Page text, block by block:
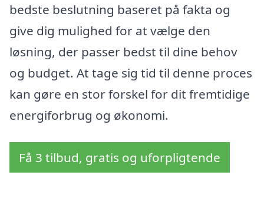
bedste beslutning baseret på fakta og
give dig mulighed for at vælge den
løsning, der passer bedst til dine behov
og budget. At tage sig tid til denne proces
kan gøre en stor forskel for dit fremtidige
energiforbrug og økonomi.
Få 3 tilbud, gratis og uforpligtende